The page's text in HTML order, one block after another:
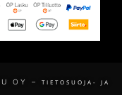
OY – TIETOSUOJA- JA